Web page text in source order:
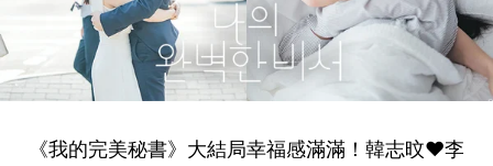
《我的完美秘書》大結局幸福感滿滿！韓志旼♥李